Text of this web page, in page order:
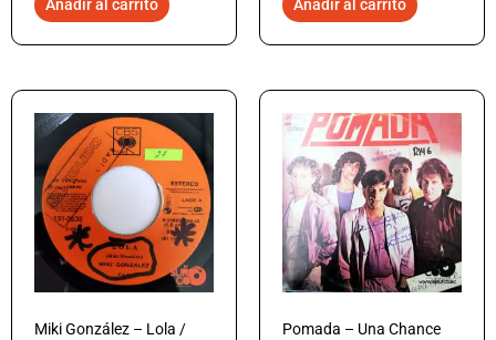
Añadir al carrito Añadir al carrito
Miki González – Lola /
Pomada – Una Chance